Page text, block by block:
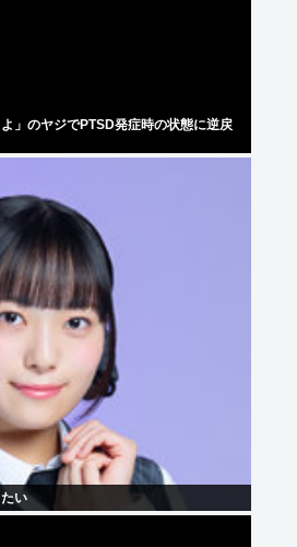
」のヤジでPTSD発症時の状態に逆戻
い